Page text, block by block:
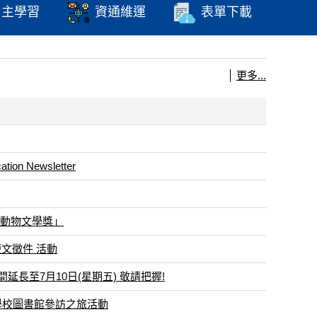
學習 資通維運 表單下載
Newsletter
物文學獎」
徵件 活動
延長至7月10日(星期五) 敬請把握!
圖書館參訪之旅活動
更多...